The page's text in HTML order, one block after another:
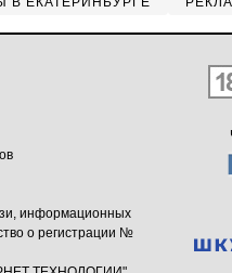
информационных
о регистрации №